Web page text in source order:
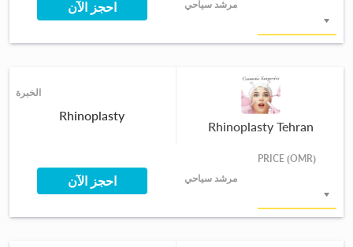
اختر سعرًا من القائمة
مرشد سياحي احجز الآن
Rhinoplasty Tehran
الخبرة
Rhinoplasty
PRICE (OMR)
اختر سعرًا من القائمة
مرشد سياحي احجز الآن